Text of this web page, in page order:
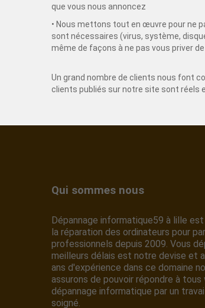
que vous nous annoncez
• Nous mettons tout en œuvre pour ne
sont nécessaires (virus, système,
même de façons à ne pas vous priver
Un grand nombre de clients nous font
clients publiés sur notre site sont réels
Qui sommes nous
Dépannage informatique59 à lille
la réparation des ordinateurs pour
professionnels depuis 2009. Vous
meilleurs délais est notre devise et
ans d'expérience dans ce domaine
assurons de pouvoir répondre à tous
dépannage informatique par un
soigné.